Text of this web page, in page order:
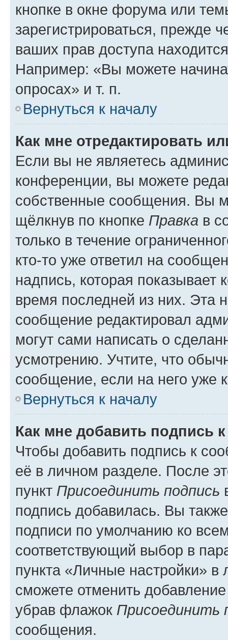
кнопке в окне форума или
зарегистрироваться, прежде
ваших прав доступа
Например: «Вы можете
опросах» и т. п.
Вернуться к началу
Как мне отредактировать
Если вы не являетесь
конференции, вы можете
собственные сообщения. Вы
щёлкнув по кнопке Правка в
только в течение
кто-то уже ответил на
надпись, которая показывает
время последней из них. Эта
сообщение редактировал
могут сами написать о
усмотрению. Учтите, что
сообщение, если на него уже
Вернуться к началу
Как мне добавить подпись
Чтобы добавить подпись к
её в личном разделе. После
пункт Присоединить подпись
подпись добавилась. Вы
подписи по умолчанию ко
соответствующий выбор в
пункта «Личные настройки»
сможете отменить
убрав флажок Присоединить
сообщения.